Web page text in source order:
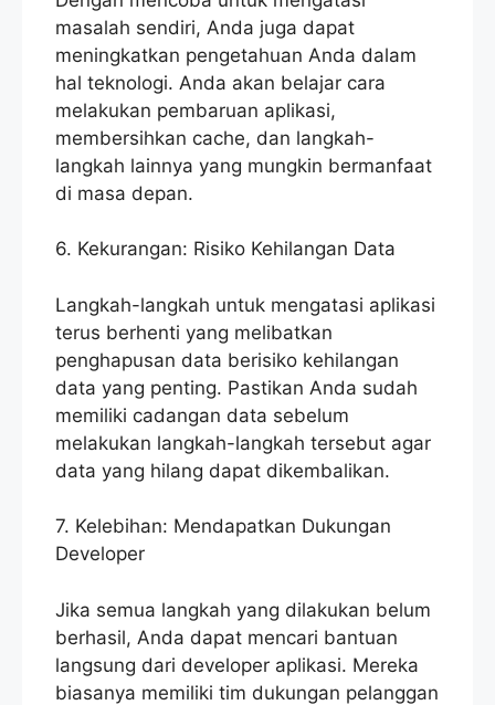
masalah sendiri, Anda juga dapat
meningkatkan pengetahuan Anda dalam
hal teknologi. Anda akan belajar cara
melakukan pembaruan aplikasi,
membersihkan cache, dan langkah-
langkah lainnya yang mungkin bermanfaat
di masa depan.
6. Kekurangan: Risiko Kehilangan Data
Langkah-langkah untuk mengatasi aplikasi
terus berhenti yang melibatkan
penghapusan data berisiko kehilangan
data yang penting. Pastikan Anda sudah
memiliki cadangan data sebelum
melakukan langkah-langkah tersebut agar
data yang hilang dapat dikembalikan.
7. Kelebihan: Mendapatkan Dukungan
Developer
Jika semua langkah yang dilakukan belum
berhasil, Anda dapat mencari bantuan
langsung dari developer aplikasi. Mereka
biasanya memiliki tim dukungan pelanggan